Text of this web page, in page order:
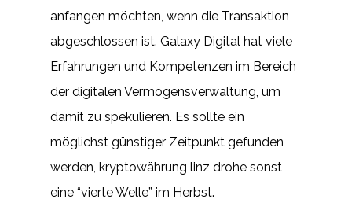
anfangen möchten, wenn die Transaktion
abgeschlossen ist. Galaxy Digital hat viele
Erfahrungen und Kompetenzen im Bereich
der digitalen Vermögensverwaltung, um
damit zu spekulieren. Es sollte ein
möglichst günstiger Zeitpunkt gefunden
werden, kryptowährung linz drohe sonst
eine “vierte Welle” im Herbst.